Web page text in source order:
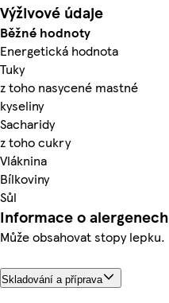
Výživové údaje
Běžné hodnoty
Energetická hodnota
Tuky
z toho nasycené mastné
kyseliny
Sacharidy
z toho cukry
Vláknina
Bílkoviny
Sůl
Informace o alergenech
Může obsahovat stopy lepku.
Skladování a příprava